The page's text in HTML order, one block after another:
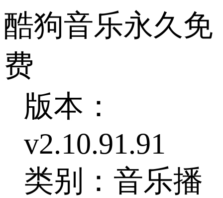
酷狗音乐永久免
费
版本：
v2.10.91.91
类别：音乐播